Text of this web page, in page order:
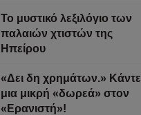
Το μυστικό λεξιλόγιο των
παλαιών χτιστών της
Ηπείρου
«Δει δη χρημάτων.» Κάντε
μια μικρή «δωρεά» στον
«Ερανιστή»!